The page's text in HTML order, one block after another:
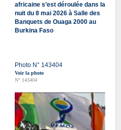
africaine s’est déroulée dans la
nuit du 8 mai 2026 à Salle des
Banquets de Ouaga 2000 au
Burkina Faso
Photo N° 143404
Voir la photo
N° 143404